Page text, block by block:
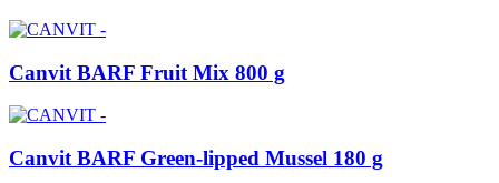
Canvit BARF Fruit Mix 800 g
Canvit BARF Green-lipped Mussel 180 g